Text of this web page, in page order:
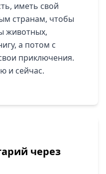
иметь свой
странам, чтобы
животных,
а потом с
приключения.
и сейчас.
через